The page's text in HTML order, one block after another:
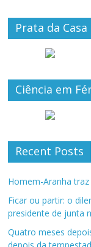
Prata da Casa
Ciência em
Recent Posts
Homem-Aranha
Ficar ou partir: o
presidente de junta
Quatro meses